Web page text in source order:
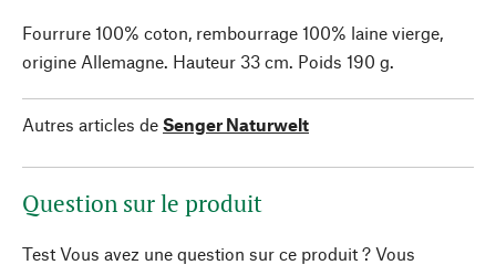
Fourrure 100% coton, rembourrage 100% laine vierge,
origine Allemagne. Hauteur 33 cm. Poids 190 g.
Autres articles de Senger Naturwelt
Question sur le produit
Test Vous avez une question sur ce produit ? Vous